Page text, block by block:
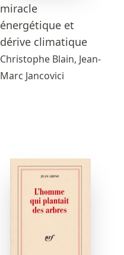
miracle
énergétique et
dérive climatique
Christophe Blain, Jean-
Marc Jancovici